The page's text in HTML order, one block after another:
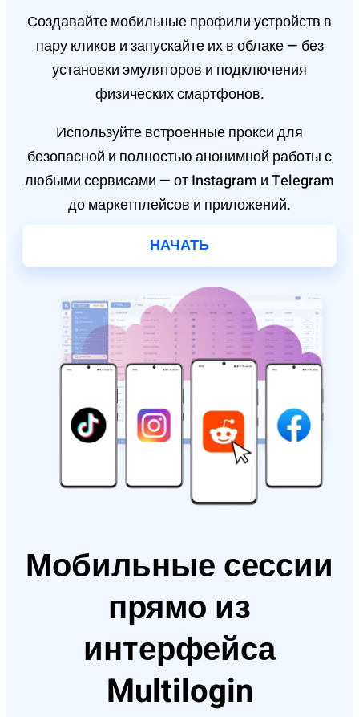
Создавайте мобильные профили устройств в
пару кликов и запускайте их в облаке — без
установки эмуляторов и подключения
физических смартфонов.
Используйте встроенные прокси для
безопасной и полностью анонимной работы с
любыми сервисами — от Instagram и Telegram
до маркетплейсов и приложений.
НАЧАТЬ
Мобильные сессии
прямо из
интерфейса
Multilogin